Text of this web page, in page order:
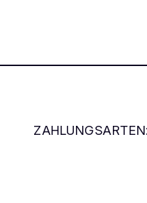
ZAHLUNGSARTEN: